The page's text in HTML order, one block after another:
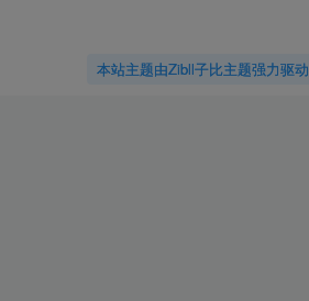
本站主题由Zibll子比主题强力驱动